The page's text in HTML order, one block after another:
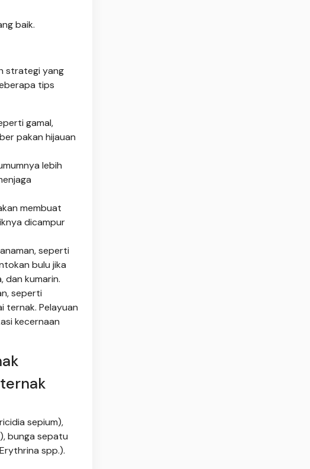
baik.
strategi yang
tips
gamal,
pakan hijauan
lebih
membuat
dicampur
seperti
bulu jika
dan kumarin.
seperti
ternak. Pelayuan
kecernaan
sepium),
bunga sepatu
spp.).